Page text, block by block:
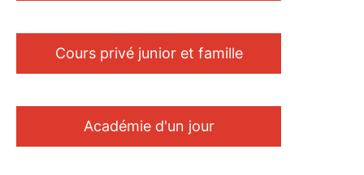
Cours privé junior et famille
Académie d'un jour